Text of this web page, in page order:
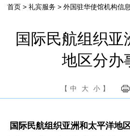
首页 > 礼宾服务 > 外国驻华使馆机构信息
国际民航组织亚
地区分办
【 中 大 小 】
国际民航组织亚洲和太平洋地